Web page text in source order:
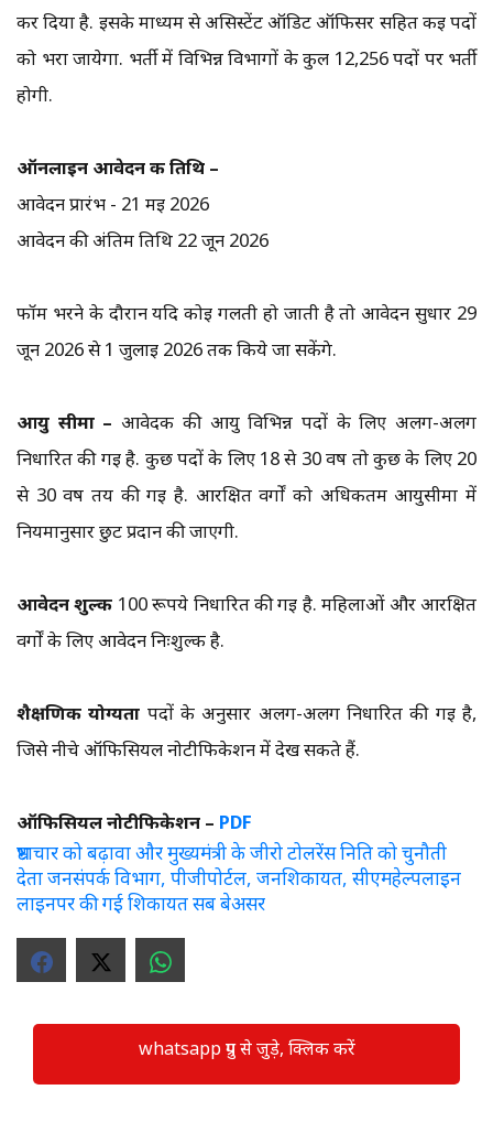
कर दिया है. इसके माध्यम से असिस्टेंट ऑडिट ऑफिसर सहित कई पदों
को भरा जायेगा. भर्ती में विभिन्न विभागों के कुल 12,256 पदों पर भर्ती
होगी.
ऑनलाइन आवेदन की तिथि –
आवेदन प्रारंभ - 21 मई 2026
आवेदन की अंतिम तिथि 22 जून 2026
फॉर्म भरने के दौरान यदि कोई गलती हो जाती है तो आवेदन सुधार 29
जून 2026 से 1 जुलाई 2026 तक किये जा सकेंगे.
आयु सीमा – आवेदक की आयु विभिन्न पदों के लिए अलग-अलग
निर्धारित की गई है. कुछ पदों के लिए 18 से 30 वर्ष तो कुछ के लिए 20
से 30 वर्ष तय की गई है. आरक्षित वर्गों को अधिकतम आयुसीमा में
नियमानुसार छुट प्रदान की जाएगी.
आवेदन शुल्क 100 रूपये निर्धारित की गई है. महिलाओं और आरक्षित
वर्गों के लिए आवेदन निःशुल्क है.
शैक्षणिक योग्यता पदों के अनुसार अलग-अलग निर्धारित की गई है,
जिसे नीचे ऑफिसियल नोटीफिकेशन में देख सकते हैं.
ऑफिसियल नोटीफिकेशन – PDF
भ्रष्टाचार को बढ़ावा और मुख्यमंत्री के जीरो टोलरेंस निति को चुनौती
देता जनसंपर्क विभाग, पीजीपोर्टल, जनशिकायत, सीएमहेल्पलाइन
लाइनपर की गई शिकायत सब बेअसर
whatsapp ग्रुप से जुड़े, क्लिक करें